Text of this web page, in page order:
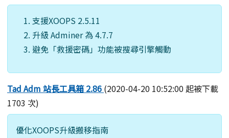
支援XOOPS 2.5.11
升級 Adminer 為 4.7.7
避免「救援密碼」功能被搜尋引擎觸動
Tad Adm 站長工具箱 2.86 (2020-04-20 10:52:00 起被下載
1703 次)
優化XOOPS升級搬移指南